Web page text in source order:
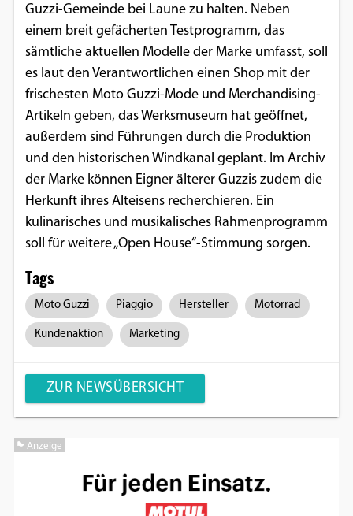
Guzzi-Gemeinde bei Laune zu halten. Neben
einem breit gefächerten Testprogramm, das
sämtliche aktuellen Modelle der Marke umfasst, soll
es laut den Verantwortlichen einen Shop mit der
frischesten Moto Guzzi-Mode und Merchandising-
Artikeln geben, das Werksmuseum hat geöffnet,
außerdem sind Führungen durch die Produktion
und den historischen Windkanal geplant. Im Archiv
der Marke können Eigner älterer Guzzis zudem die
Herkunft ihres Alteisens recherchieren. Ein
kulinarisches und musikalisches Rahmenprogramm
soll für weitere „Open House“-Stimmung sorgen.
Tags
Moto Guzzi Piaggio Hersteller Motorrad
Kundenaktion Marketing
ZUR NEWSÜBERSICHT
Anzeige
Vimeo
Google Maps
Anbieter:
Google